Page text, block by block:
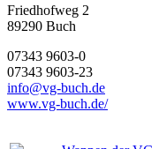
Friedhofweg 2
89290 Buch
07343 9603-0
07343 9603-23
info@vg-buch.de
www.vg-buch.de/